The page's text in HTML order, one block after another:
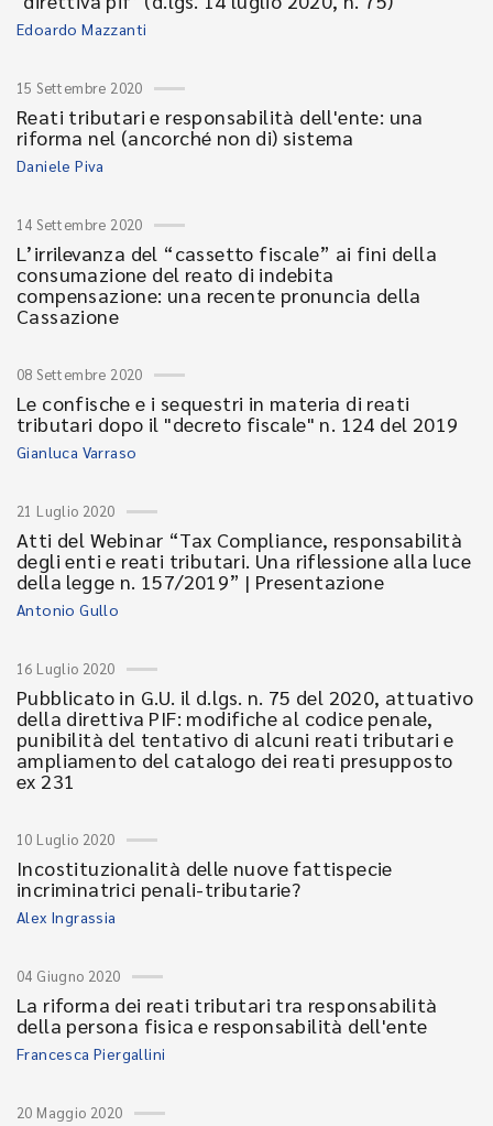
Edoardo Mazzanti
15 Settembre 2020
Reati tributari e responsabilità dell'ente: una
riforma nel (ancorché non di) sistema
Daniele Piva
14 Settembre 2020
L’irrilevanza del “cassetto fiscale” ai fini della
consumazione del reato di indebita
compensazione: una recente pronuncia della
Cassazione
08 Settembre 2020
Le confische e i sequestri in materia di reati
tributari dopo il "decreto fiscale" n. 124 del 2019
Gianluca Varraso
21 Luglio 2020
Atti del Webinar “Tax Compliance, responsabilità
degli enti e reati tributari. Una riflessione alla luce
della legge n. 157/2019” | Presentazione
Antonio Gullo
16 Luglio 2020
Pubblicato in G.U. il d.lgs. n. 75 del 2020, attuativo
della direttiva PIF: modifiche al codice penale,
punibilità del tentativo di alcuni reati tributari e
ampliamento del catalogo dei reati presupposto
ex 231
10 Luglio 2020
Incostituzionalità delle nuove fattispecie
incriminatrici penali-tributarie?
Alex Ingrassia
04 Giugno 2020
La riforma dei reati tributari tra responsabilità
della persona fisica e responsabilità dell'ente
Francesca Piergallini
20 Maggio 2020